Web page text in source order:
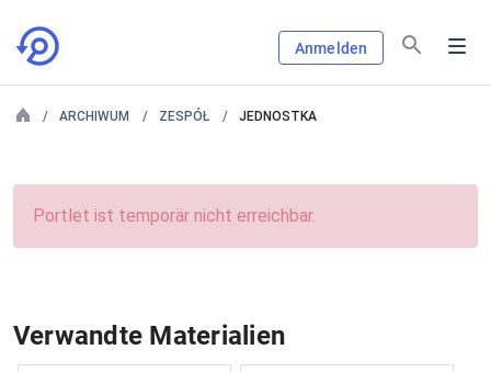
Anmelden
ARCHIWUM ZESPÓŁ JEDNOSTKA
Portlet ist temporär nicht erreichbar.
Verwandte Materialien